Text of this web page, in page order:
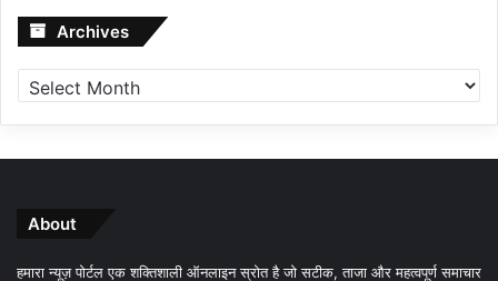
Archives Archives
About
हमारा न्यूज़ पोर्टल एक शक्तिशाली ऑनलाइन स्रोत है जो सटीक, ताजा और महत्वपूर्ण समाचार